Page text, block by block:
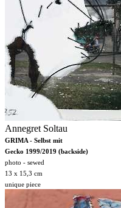
Annegret Soltau
GRIMA - Selbst mit
Gecko 1999/2019 (backside)
photo - sewed
13 x 15,3 cm
unique piece